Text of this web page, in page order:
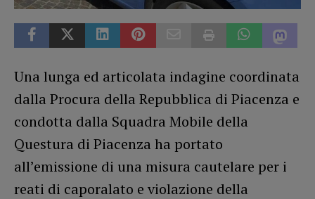
Una lunga ed articolata indagine coordinata
dalla Procura della Repubblica di Piacenza e
condotta dalla Squadra Mobile della
Questura di Piacenza ha portato
all’emissione di una misura cautelare per i
reati di caporalato e violazione della